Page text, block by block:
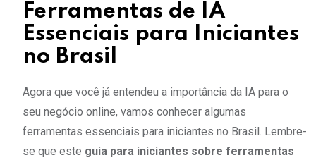
Ferramentas de IA
Essenciais para Iniciantes
no Brasil
Agora que você já entendeu a importância da IA para o
seu negócio online, vamos conhecer algumas
ferramentas essenciais para iniciantes no Brasil. Lembre-
se que este guia para iniciantes sobre ferramentas